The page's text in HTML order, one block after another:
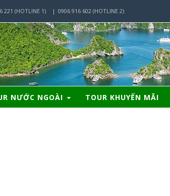
221 (HOTLINE 1) 0906 916 602 (HOTLINE 2)
NƯỚC NGOÀI TOUR KHUYẾN MÃI